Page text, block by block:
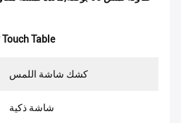
Table
كشك شاشة اللمس
شاشة ذكية